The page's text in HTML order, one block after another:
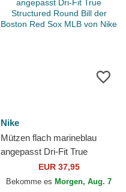
Nike
Mützen flach marineblau
angepasst Dri-Fit True
Structured Round Bill der
Boston Red Sox MLB von
EUR 37,95
Bekomme es Morgen, Aug. 7